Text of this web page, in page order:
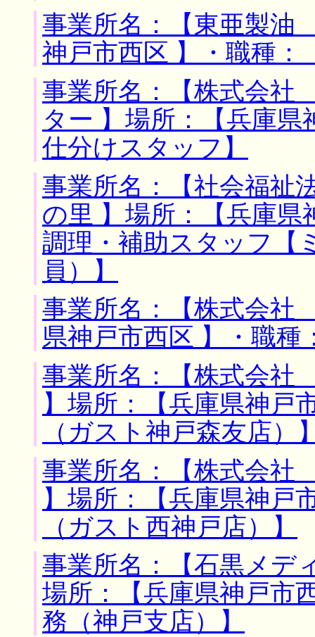
事業所名：【東亜製油
神戸市西区 】・職種：
事業所名：【株式会
ター 】場所：【兵庫
仕分けスタッフ】
事業所名：【社会福
の里 】場所：【兵庫県
調理・補助スタッフ【
員）】
事業所名：【株式会
県神戸市西区 】・職種
事業所名：【株式会
】場所：【兵庫県神戸
（ガスト神戸森友店）
事業所名：【株式会
】場所：【兵庫県神戸
（ガスト西神戸店）】
事業所名：【石黒メ
場所：【兵庫県神戸市
務（神戸支店）】